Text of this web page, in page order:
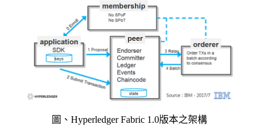
圖、Hyperledger Fabric 1.0版本之架構